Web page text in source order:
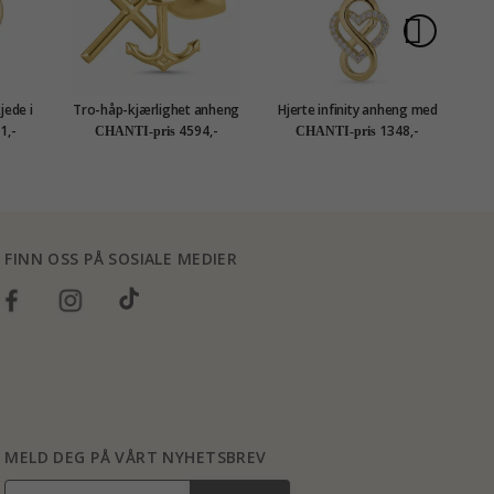
i
i 8
Tro-håp-kjærlighet anheng
i 14 karat gull - Amoré
CHANTI-pris 4594,-
Hjerte infinity anheng med
halskjede i forgylt sølv
CHANTI-pris 1348,-
FINN OSS PÅ SOSIALE MEDIER
MELD DEG PÅ VÅRT NYHETSBREV